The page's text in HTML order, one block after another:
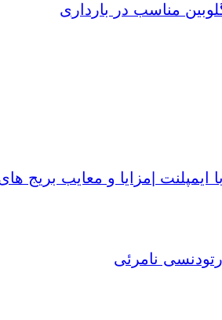
مناسب در بارداری
|مزایا و معایب بریج
نامرئی